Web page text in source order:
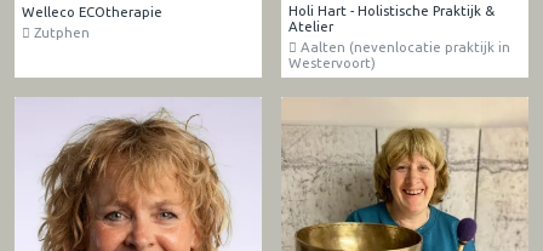
Welleco ECOtherapie
Zutphen
Holi Hart - Holistische Praktijk &
Atelier
Aalten (nevenlocatie praktijk in
Westervoort)